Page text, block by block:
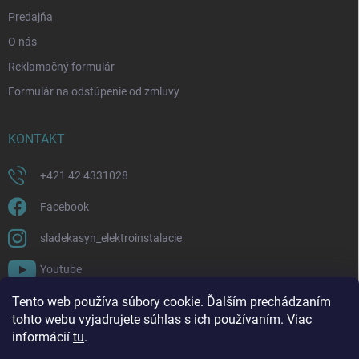
Tento web používa súbory cookie. Ďalším prechádzaním
tohto webu vyjadrujete súhlas s ich používaním. Viac
informácií tu.
Predajňa
O nás
Reklamačný formulár
Formulár na odstúpenie od zmluvy
KONTAKT
+421 42 4331028
Facebook
sladekasyn_elektroinstalacie
Youtube
FACEBOOK